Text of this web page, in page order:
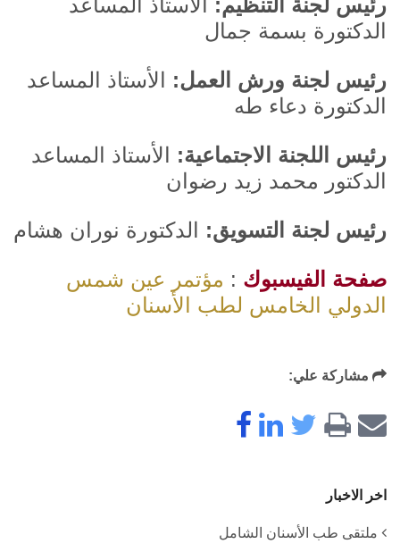
رئيس لجنة التنظيم: الأستاذ المساعد
الدكتورة بسمة جمال
رئيس لجنة ورش العمل: الأستاذ المساعد
الدكتورة دعاء طه
رئيس اللجنة الاجتماعية: الأستاذ المساعد
الدكتور محمد زيد رضوان
رئيس لجنة التسويق: الدكتورة نوران هشام
صفحة الفيسبوك : مؤتمر عين شمس
الدولي الخامس لطب الأسنان
مشاركة علي:
اخر الاخبار
ملتقى طب الأسنان الشامل